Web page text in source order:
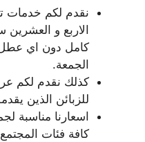
نقدم لكم خدمات
الاربع و
كامل دون اي
الجمعة.
كذلك نقدم لكم
للزبائن الذين
اسعارنا مناسبة
كافة فئات